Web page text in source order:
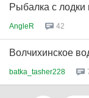
Рыбалка с лодки
AngleR 42
Волчихинское
batka_tasher228